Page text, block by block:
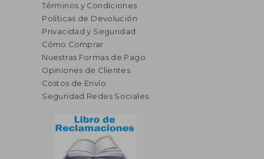
Términos y Condiciones
Políticas de Devolución
Privacidad y Seguridad
Cómo Comprar
Nuestras Formas de Pago
Opiniones de Clientes
Costos de Envío
Seguridad Redes Sociales